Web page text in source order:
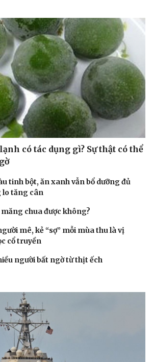
Podcast
Câu chuyện thời sự
Đọc truyện đêm khuya
Cửa sổ tình yêu
Kể chuyện cho bé
Hạt giống tâm hồn
có tác dụng gì? Sự thật có thể
tinh bột, ăn xanh vẫn bổ dưỡng đủ
lo tăng cân
chua được không?
mê, kẻ “sợ” mỗi mùa thu là vị
cổ truyền
người bất ngờ từ thịt ếch